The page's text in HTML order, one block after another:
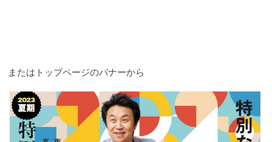
またはトップページのバナーから